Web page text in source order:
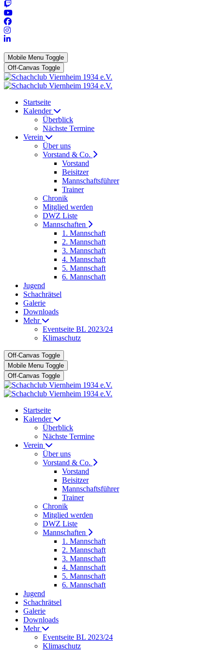
Mobile Menu Toggle
Off-Canvas Toggle
Startseite
Kalender
Überblick
Nächste Termine
Verein
Über uns
Vorstand & Co.
Vorstand
Beisitzer
Mannschaftsführer
Trainer
Chronik
Mitglied werden
DWZ Liste
Mannschaften
1. Mannschaft
2. Mannschaft
3. Mannschaft
4. Mannschaft
5. Mannschaft
6. Mannschaft
Jugend
Schachrätsel
Galerie
Downloads
Mehr
Eventseite BL 2023/24
Klimaschutz
Off-Canvas Toggle
Mobile Menu Toggle
Off-Canvas Toggle
Startseite
Kalender
Überblick
Nächste Termine
Verein
Über uns
Vorstand & Co.
Vorstand
Beisitzer
Mannschaftsführer
Trainer
Chronik
Mitglied werden
DWZ Liste
Mannschaften
1. Mannschaft
2. Mannschaft
3. Mannschaft
4. Mannschaft
5. Mannschaft
6. Mannschaft
Jugend
Schachrätsel
Galerie
Downloads
Mehr
Eventseite BL 2023/24
Klimaschutz